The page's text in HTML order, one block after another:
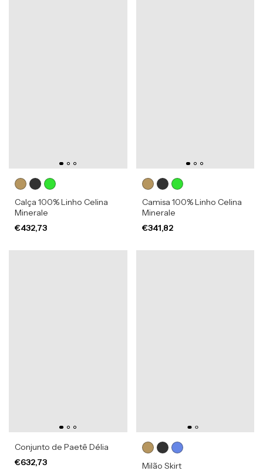
Calça 100% Linho Celina
Minerale
€432,73
Camisa 100% Linho Celina
Minerale
€341,82
Conjunto de Paetê Délia
€632,73
Milão Skirt